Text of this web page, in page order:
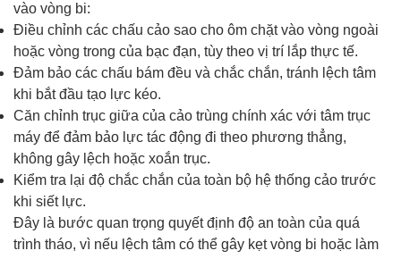
vào vòng bi:
Điều chỉnh các chấu cảo sao cho ôm chặt vào vòng ngoài
hoặc vòng trong của bạc đạn, tùy theo vị trí lắp thực tế.
Đảm bảo các chấu bám đều và chắc chắn, tránh lệch tâm
khi bắt đầu tạo lực kéo.
Căn chỉnh trục giữa của cảo trùng chính xác với tâm trục
máy để đảm bảo lực tác động đi theo phương thẳng,
không gây lệch hoặc xoắn trục.
Kiểm tra lại độ chắc chắn của toàn bộ hệ thống cảo trước
khi siết lực.
Đây là bước quan trọng quyết định độ an toàn của quá
trình tháo, vì nếu lệch tâm có thể gây kẹt vòng bi hoặc làm